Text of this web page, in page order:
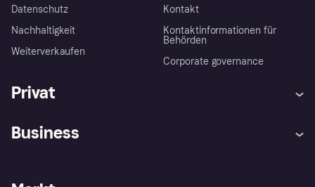
Datenschutz
Nachhaltigkeit
Weiterverkaufen
Kontakt
Kontaktinformationen für
Behörden
Corporate governance
Privat
Business
Händlerportal